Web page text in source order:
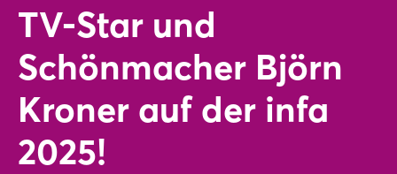
TV-Star und
Schönmacher Björn
Kroner auf der infa
2025!